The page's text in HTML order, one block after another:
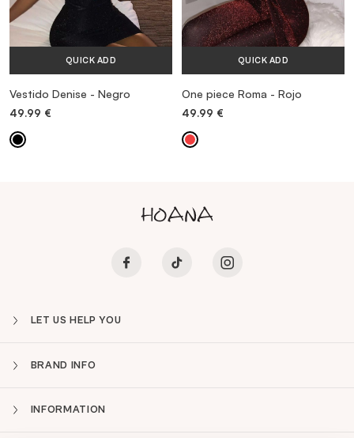
QUICK ADD
Vestido Denise - Negro
49.99 €
QUICK ADD
One piece Roma - Rojo
49.99 €
LET US HELP YOU
BRAND INFO
INFORMATION